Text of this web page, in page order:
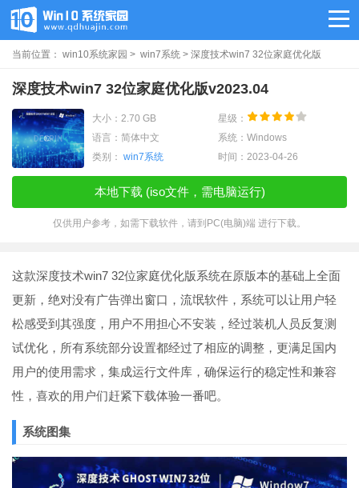
当前位置： win10系统家园 > win7系统 > 深度技术win7 32位家庭优化版
v2023.04
深度技术win7 32位家庭优化版v2023.04
大小：2.70 GB
星级：
语言：简体中文
系统：Windows
类别： win7系统 时间：2023-04-26
本地下载 (iso文件，需电脑运行)
仅供用户参考，如需下载软件，请到PC(电脑)端 进行下载。
这款深度技术win7 32位家庭优化版系统在原版本的基础上全面
更新，绝对没有广告弹出窗口，流氓软件，系统可以让用户轻
松感受到其强度，用户不用担心不安装，经过装机人员反复测
试优化，所有系统部分设置都经过了相应的调整，更满足国内
用户的使用需求，集成运行文件库，确保运行的稳定性和兼容
性，喜欢的用户们赶紧下载体验一番吧。
系统图集